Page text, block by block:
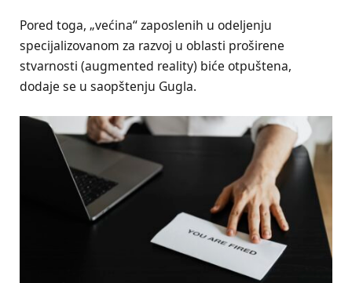
Pored toga, „većina“ zaposlenih u odeljenju
specijalizovanom za razvoj u oblasti proširene
stvarnosti (augmented reality) biće otpuštena,
dodaje se u saopštenju Gugla.